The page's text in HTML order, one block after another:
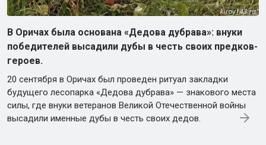
В Оричах была основана «Дедова дубрава»: внуки
победителей высадили дубы в честь своих предков-
героев.
20 сентября в Оричах был проведен ритуал закладки
будущего лесопарка «Дедова дубрава» — знакового места
силы, где внуки ветеранов Великой Отечественной войны
высадили именные дубы в честь своих дедов.